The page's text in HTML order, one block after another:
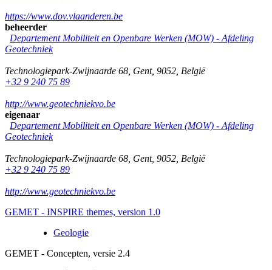
https://www.dov.vlaanderen.be
beheerder
Departement Mobiliteit en Openbare Werken (MOW) - Afdeling
Geotechniek
Technologiepark-Zwijnaarde 68 Gent, 9052 België
+32 9 240 75 89
http://www.geotechniekvo.be
eigenaar
Departement Mobiliteit en Openbare Werken (MOW) - Afdeling
Geotechniek
Technologiepark-Zwijnaarde 68 Gent, 9052 België
+32 9 240 75 89
http://www.geotechniekvo.be
GEMET - INSPIRE themes, version 1.0
Geologie
GEMET - Concepten, versie 2.4